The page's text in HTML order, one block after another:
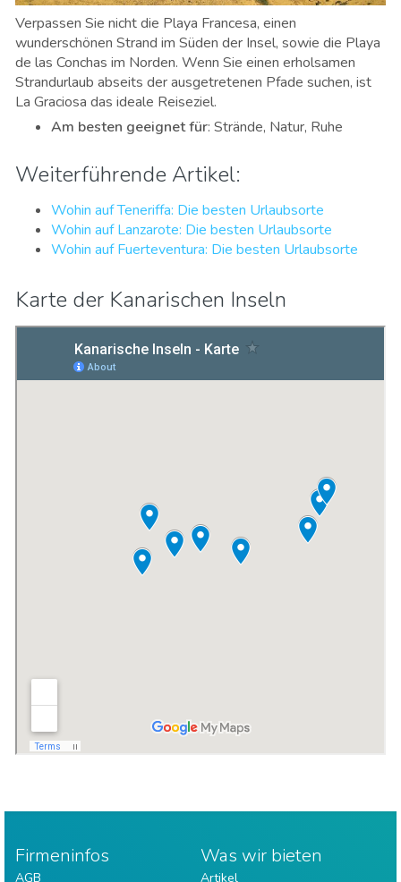
Verpassen Sie nicht die Playa Francesa, einen
wunderschönen Strand im Süden der Insel, sowie die Playa
de las Conchas im Norden. Wenn Sie einen erholsamen
Strandurlaub abseits der ausgetretenen Pfade suchen, ist
La Graciosa das ideale Reiseziel.
Am besten geeignet für: Strände, Natur, Ruhe
Weiterführende Artikel:
Wohin auf Teneriffa: Die besten Urlaubsorte
Wohin auf Lanzarote: Die besten Urlaubsorte
Wohin auf Fuerteventura: Die besten Urlaubsorte
Karte der Kanarischen Inseln
Firmeninfos
AGB
Was wir bieten
Artikel